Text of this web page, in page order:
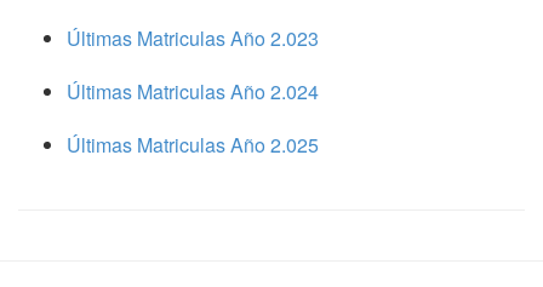
Últimas Matriculas Año 2.023
Últimas Matriculas Año 2.024
Últimas Matriculas Año 2.025